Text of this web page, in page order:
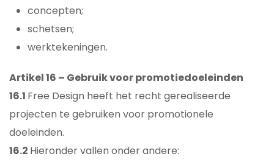
concepten;
schetsen;
werktekeningen.
Artikel 16 – Gebruik voor promotiedoeleinden
16.1 Free Design heeft het recht gerealiseerde
projecten te gebruiken voor promotionele
doeleinden.
16.2 Hieronder vallen onder andere: